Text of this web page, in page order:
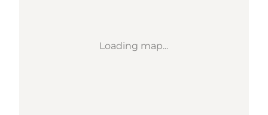
Loading map...